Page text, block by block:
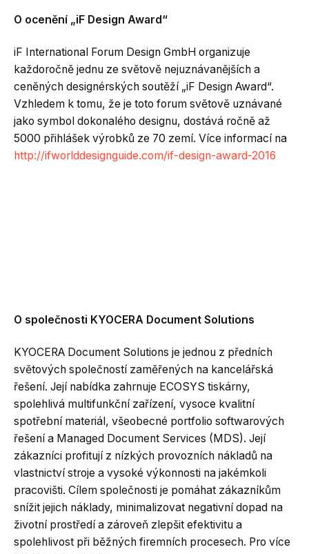
O ocenění „iF Design Award“
iF International Forum Design GmbH organizuje
každoročně jednu ze světově nejuznávanějších a
ceněných designérských soutěží „iF Design Award“.
Vzhledem k tomu, že je toto forum světově uznávané
jako symbol dokonalého designu, dostává ročně až
5000 přihlášek výrobků ze 70 zemí. Více informací na
http://ifworlddesignguide.com/if-design-award-2016
O společnosti KYOCERA Document Solutions
KYOCERA Document Solutions je jednou z předních
světových společností zaměřených na kancelářská
řešení. Její nabídka zahrnuje ECOSYS tiskárny,
spolehlivá multifunkční zařízení, vysoce kvalitní
spotřební materiál, všeobecné portfolio softwarových
řešení a Managed Document Services (MDS). Její
zákazníci profitují z nízkých provozních nákladů na
vlastnictví stroje a vysoké výkonnosti na jakémkoli
pracovišti. Cílem společnosti je pomáhat zákazníkům
snížit jejich náklady, minimalizovat negativní dopad na
životní prostředí a zároveň zlepšit efektivitu a
spolehlivost při běžných firemních procesech. Pro více